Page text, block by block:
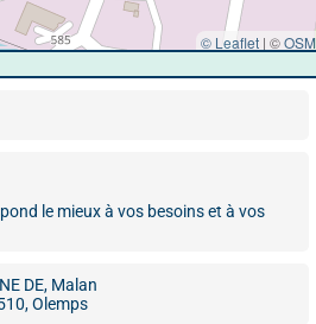
© Leaflet | ©OSM
le mieux à vos besoins et à vos
DE, Malan
Olemps